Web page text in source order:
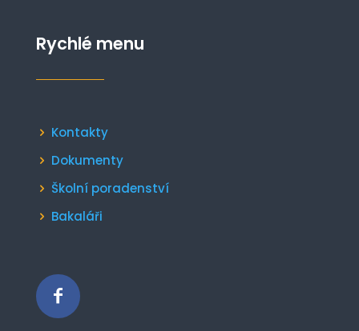
Rychlé menu
Kontakty
Dokumenty
Školní poradenství
Bakaláři